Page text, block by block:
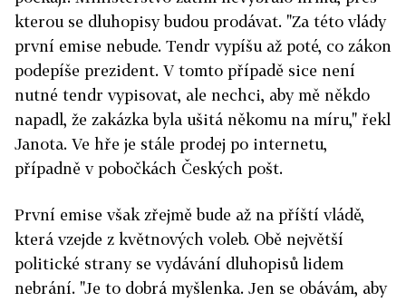
kterou se dluhopisy budou prodávat. "Za této vlády
první emise nebude. Tendr vypíšu až poté, co zákon
podepíše prezident. V tomto případě sice není
nutné tendr vypisovat, ale nechci, aby mě někdo
napadl, že zakázka byla ušitá někomu na míru," řekl
Janota. Ve hře je stále prodej po internetu,
případně v pobočkách Českých pošt.
První emise však zřejmě bude až na příští vládě,
která vzejde z květnových voleb. Obě největší
politické strany se vydávání dluhopisů lidem
nebrání. "Je to dobrá myšlenka. Jen se obávám, aby